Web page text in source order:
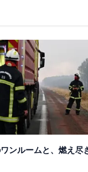
ンルームと、燃え尽